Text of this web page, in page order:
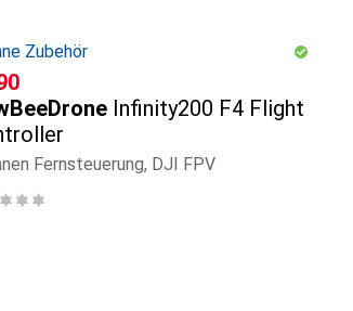
Zubehör
Infinity200 F4 Flight
Fernsteuerung, DJI FPV